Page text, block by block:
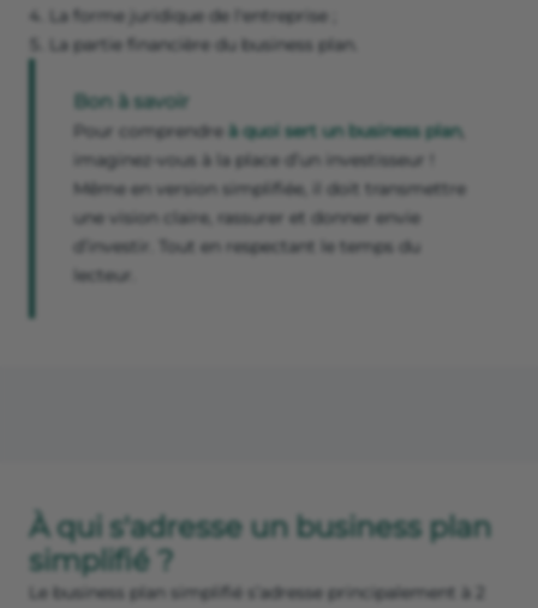
La forme juridique de l'entreprise ;
La partie financière du business plan.
Bon à savoir
Pour comprendre à quoi sert un business plan,
imaginez-vous à la place d’un investisseur !
Même en version simplifiée, il doit transmettre
une vision claire, rassurer et donner envie
d’investir. Tout en respectant le temps du
lecteur.
À qui s'adresse un business plan
simplifié ?
Le business plan simplifié s’adresse principalement à 2